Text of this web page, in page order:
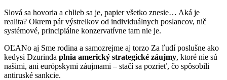
Slová sa hovoria a chlieb sa je, papier všetko znesie… Aká je
realita? Okrem pár výstrelkov od individuálnych poslancov, nič
systémové, principiálne konzervatívne tam nie je.
OĽANo aj Sme rodina a samozrejme aj torzo Za ľudí poslušne ako
kedysi Dzurinda plnia americký strategické záujmy, ktoré nie sú
našimi, ani európskymi záujmami – stačí sa pozrieť, čo spôsobili
antiruské sankcie.